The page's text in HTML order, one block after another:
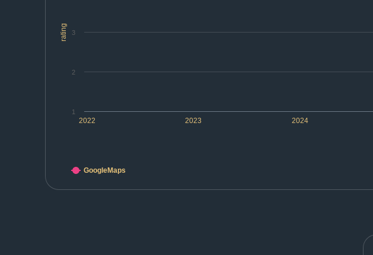
rating
2022 2023 2024
1
2
3
GoogleMaps